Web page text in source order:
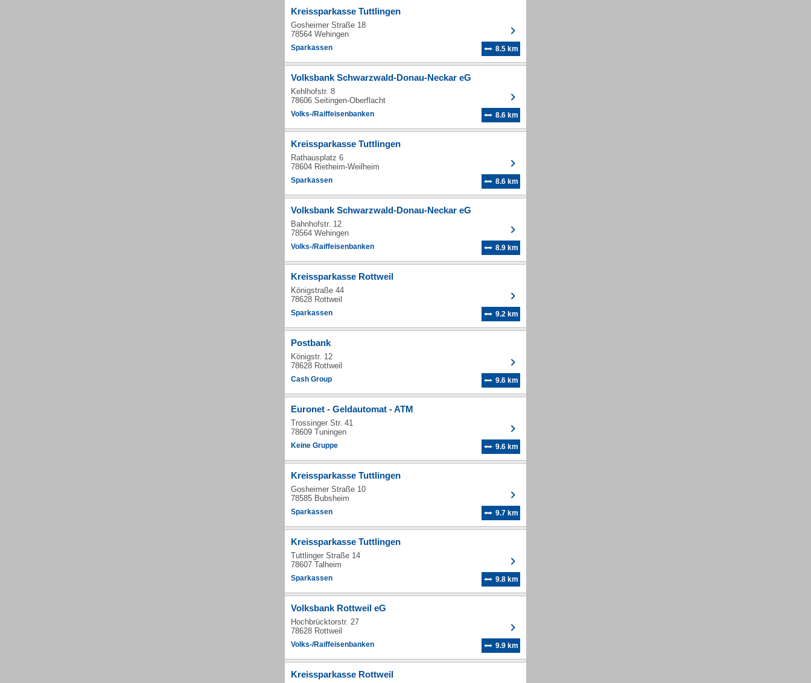
Kreissparkasse Tuttlingen
Gosheimer Straße 18
78564 Wehingen
Sparkassen 8.5 km
Volksbank Schwarzwald-Donau-Neckar eG
Kehlhofstr. 8
78606 Seitingen-Oberflacht
Volks-/Raiffeisenbanken 8.6 km
Kreissparkasse Tuttlingen
Rathausplatz 6
78604 Rietheim-Weilheim
Sparkassen 8.6 km
Volksbank Schwarzwald-Donau-Neckar eG
Bahnhofstr. 12
78564 Wehingen
Volks-/Raiffeisenbanken 8.9 km
Kreissparkasse Rottweil
Königstraße 44
78628 Rottweil
Sparkassen 9.2 km
Postbank
Königstr. 12
78628 Rottweil
Cash Group 9.6 km
Euronet - Geldautomat - ATM
Trossinger Str. 41
78609 Tuningen
Keine Gruppe 9.6 km
Kreissparkasse Tuttlingen
Gosheimer Straße 10
78585 Bubsheim
Sparkassen 9.7 km
Kreissparkasse Tuttlingen
Tuttlinger Straße 14
78607 Talheim
Sparkassen 9.8 km
Volksbank Rottweil eG
Hochbrücktorstr. 27
78628 Rottweil
Volks-/Raiffeisenbanken 9.9 km
Kreissparkasse Rottweil